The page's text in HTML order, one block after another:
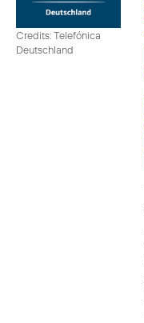
Credits: Telefónica
Deutschland